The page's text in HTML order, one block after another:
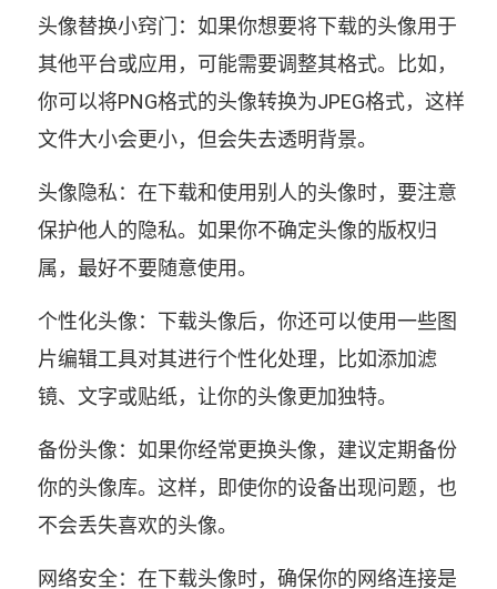
头像替换小窍门：如果你想要将下载的头像用于
其他平台或应用，可能需要调整其格式。比如，
你可以将PNG格式的头像转换为JPEG格式，这样
文件大小会更小，但会失去透明背景。
头像隐私：在下载和使用别人的头像时，要注意
保护他人的隐私。如果你不确定头像的版权归
属，最好不要随意使用。
个性化头像：下载头像后，你还可以使用一些图
片编辑工具对其进行个性化处理，比如添加滤
镜、文字或贴纸，让你的头像更加独特。
备份头像：如果你经常更换头像，建议定期备份
你的头像库。这样，即使你的设备出现问题，也
不会丢失喜欢的头像。
网络安全：在下载头像时，确保你的网络连接是